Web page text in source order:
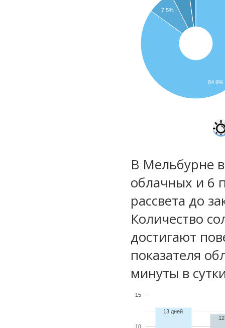
7.5%
84.9%
В Мельбурне
облачных и 6
рассвета до
Количество
достигают
показателя
минуты в
10
15
13 дней